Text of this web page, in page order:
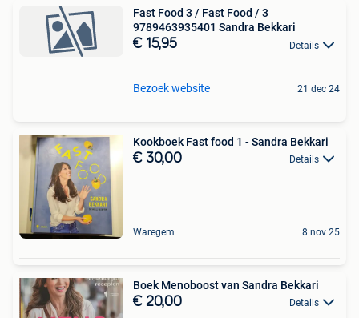
Fast Food 3 / Fast Food / 3
9789463935401 Sandra Bekkari
€ 15,95 Details
Bezoek website 21 dec 24
Kookboek Fast food 1 - Sandra Bekkari
€ 30,00 Details
Waregem 8 nov 25
Boek Menoboost van Sandra Bekkari
€ 20,00 Details